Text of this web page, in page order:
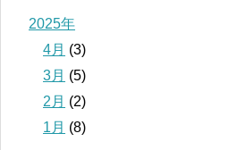
2025年
4月 (3)
3月 (5)
2月 (2)
1月 (8)